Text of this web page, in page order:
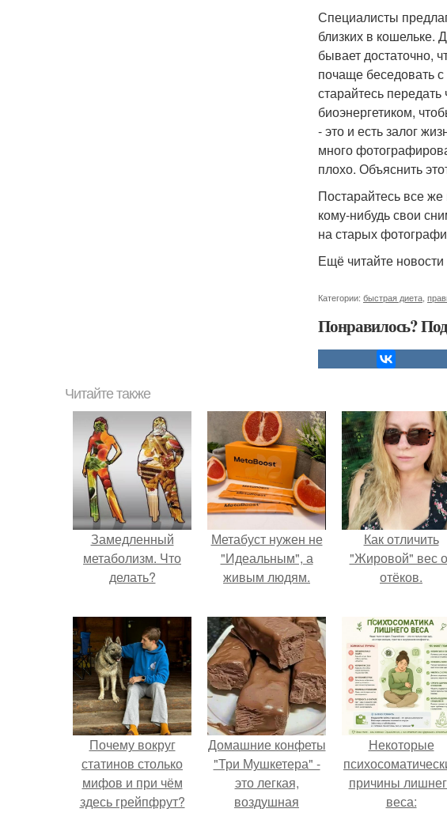
Специалисты
близких в кошельке.
бывает достаточно,
почаще беседовать
старайтесь
биоэнергетиком,
- это и есть залог
много
плохо. Объяснить
Постарайтесь все же
кому-нибудь свои
на старых
Ещё читайте
Категории: быстрая диета
Понравилось?
Читайте также
Замедленный
метаболизм. Что
делать?
Метабуст нужен не
"Идеальным", а
живым людям.
Как отличить
"Жировой" вес
отёков.
Почему вокруг
статинов столько
мифов и при чём
здесь грейпфрут?
Домашние конфеты
"Три Мушкетера" -
это легкая,
воздушная
Некоторые
причины
веса: